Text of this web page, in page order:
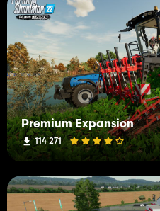
Premium Expansion
114 271